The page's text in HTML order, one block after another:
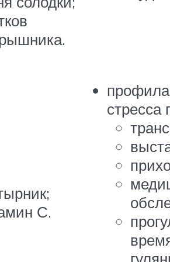
С.
стресса